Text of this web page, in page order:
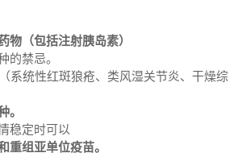
物（包括注射胰岛素）
的禁忌。
系统性红斑狼疮、类风湿关节炎、干燥综
。
稳定时可以
重组亚单位疫苗。